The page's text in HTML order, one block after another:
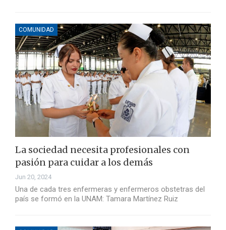
COMUNIDAD
La sociedad necesita profesionales con
pasión para cuidar a los demás
Jun 20, 2024
Una de cada tres enfermeras y enfermeros obstetras del
país se formó en la UNAM: Tamara Martínez Ruiz